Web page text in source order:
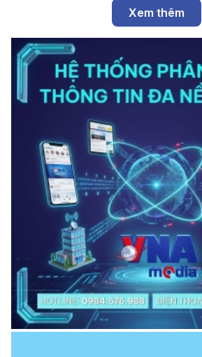
Xem thêm